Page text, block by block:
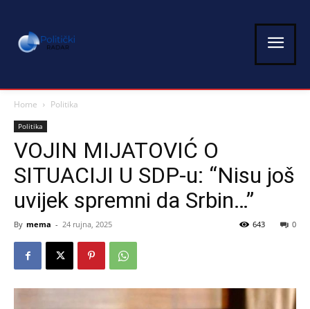
Home Politika
Politika
VOJIN MIJATOVIĆ O
SITUACIJI U SDP-u: “Nisu još
uvijek spremni da Srbin…”
By mema - 24 rujna, 2025 0
643